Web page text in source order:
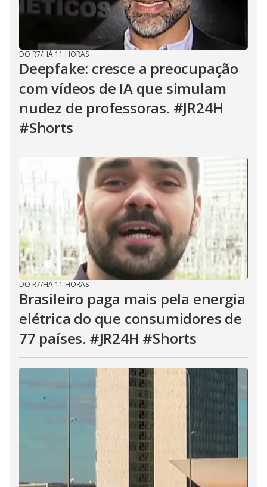
DO R7/HÁ 11 HORAS
Deepfake: cresce a preocupação
com vídeos de IA que simulam
nudez de professoras. #JR24H
#Shorts
DO R7/HÁ 11 HORAS
Brasileiro paga mais pela energia
elétrica do que consumidores de
77 países. #JR24H #Shorts